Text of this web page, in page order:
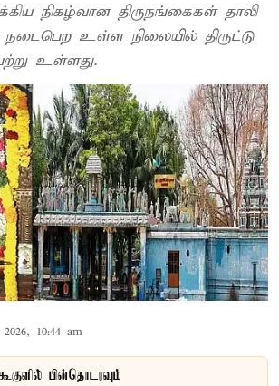
நிகழ்வான திருநங்கைகள் தாலி
நடைபெற உள்ள நிலையில் திருட்டு
உள்ளது.
10:44 am
பின்தொடரவும்